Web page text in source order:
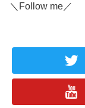
＼Follow me／